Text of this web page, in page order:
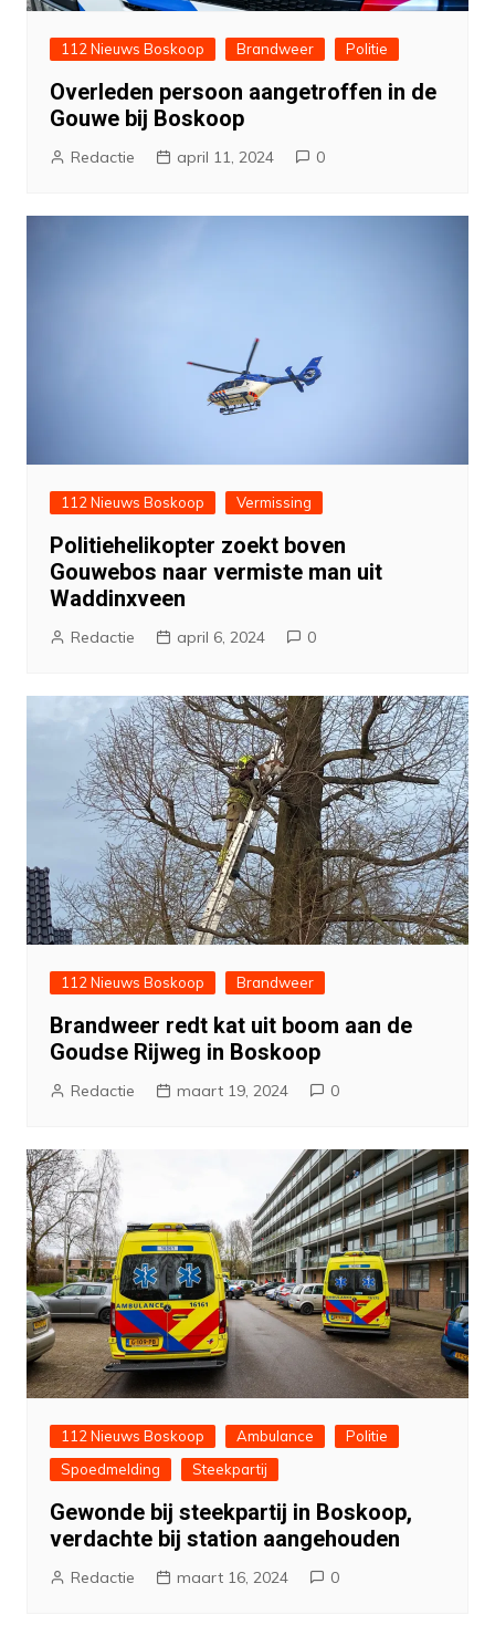
112 Nieuws Boskoop Brandweer Politie
Overleden persoon aangetroffen in de
Gouwe bij Boskoop
Redactie april 11, 2024 0
112 Nieuws Boskoop Vermissing
Politiehelikopter zoekt boven
Gouwebos naar vermiste man uit
Waddinxveen
Redactie april 6, 2024 0
112 Nieuws Boskoop Brandweer
Brandweer redt kat uit boom aan de
Goudse Rijweg in Boskoop
Redactie maart 19, 2024 0
112 Nieuws Boskoop Ambulance
Politie
Spoedmelding
Steekpartij
Gewonde bij steekpartij in Boskoop,
verdachte bij station aangehouden
Redactie maart 16, 2024 0